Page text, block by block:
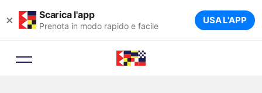
× Scarica l'app
Prenota in modo rapido e facile USA L'APP